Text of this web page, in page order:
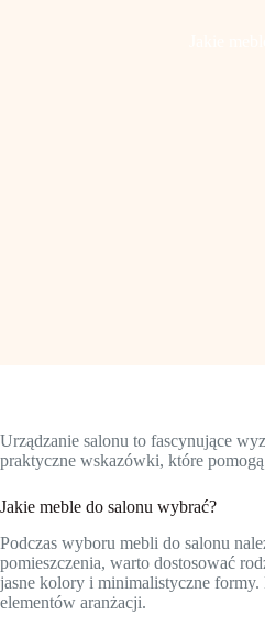
Urządzanie salonu to fascynujące
praktyczne wskazówki, które
Jakie meble do salonu wybrać?
Podczas wyboru mebli do salonu
pomieszczenia, warto dostosować
jasne kolory i minimalistyczne
elementów aranżacji.